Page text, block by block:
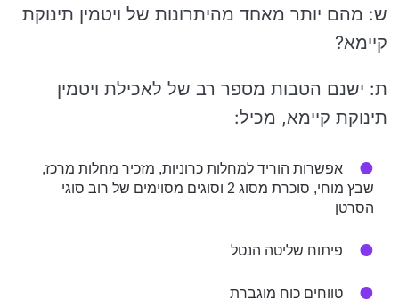
ש: מהם יותר מאחד מהיתרונות של ויטמין תינוקת
קיימא?
ת: ישנם הטבות מספר רב של לאכילת ויטמין
תינוקת קיימא, מכיל:
אפשרות הוריד למחלות כרוניות, מזכיר מחלות מרכז,
שבץ מוחי, סוכרת מסוג 2 וסוגים מסוימים של רוב סוגי
הסרטן
פיתוח שליטה הנטל
טווחים כוח מוגברת